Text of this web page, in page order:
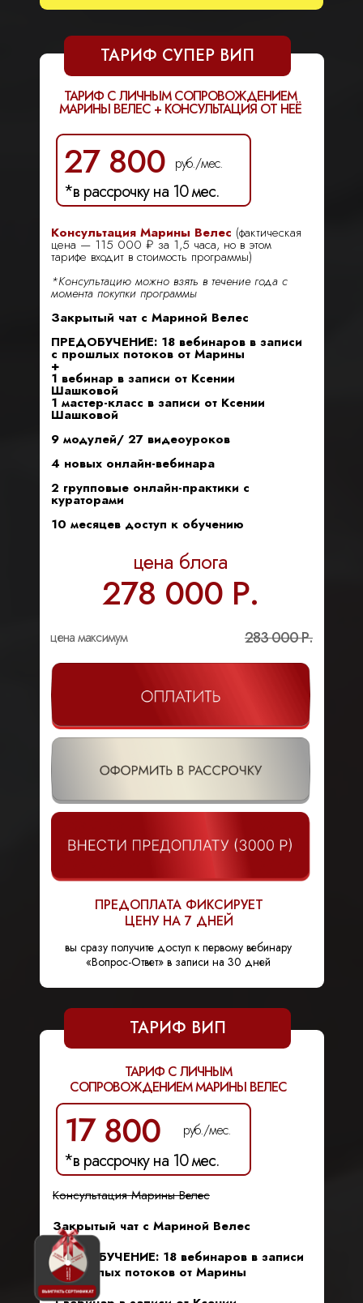
27 800 руб./мес.
*в рассрочку на 10 мес.
*в рассрочку на 10 мес.
17 800 руб./мес.
ПРЕДОПЛАТА ФИКСИРУЕТ
ЦЕНУ НА 7 ДНЕЙ
вы сразу получите доступ к первому вебинару
«Вопрос-Ответ» в записи на 30 дней
ТАРИФ СУПЕР ВИП
ТАРИФ ВИП
ТАРИФ С ЛИЧНЫМ СОПРОВОЖДЕНИЕМ
МАРИНЫ ВЕЛЕС + КОНСУЛЬТАЦИЯ ОТ НЕЁ
ТАРИФ С ЛИЧНЫМ
СОПРОВОЖДЕНИЕМ МАРИНЫ ВЕЛЕС
Консультация Марины Велес (фактическая
цена — 115 000 ₽ за 1,5 часа, но в этом
тарифе входит в стоимость программы)
*Консультацию можно взять в течение года с
момента покупки программы
Закрытый чат с Мариной Велес
ПРЕДОБУЧЕНИЕ: 18 вебинаров в записи
с прошлых потоков от Марины
+
1 вебинар в записи от Ксении
Шашковой
1 мастер-класс в записи от Ксении
Шашковой
9 модулей/ 27 видеоуроков
4 новых онлайн-вебинара
2 групповые онлайн-практики с
кураторами
10 месяцев доступ к обучению
Консультация Марины Велес
Закрытый чат с Мариной Велес
ПРЕДОБУЧЕНИЕ: 18 вебинаров в записи
с прошлых потоков от Марины
+
цена блога
278 000 Р.
цена максимум 283 000 Р.